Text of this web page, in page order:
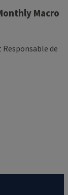
Macro
de